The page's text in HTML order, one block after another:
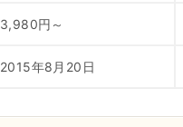
3,980円～
2015年8月20日